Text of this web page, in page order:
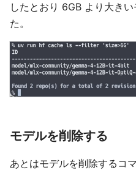
したとおり 6GB より大き
た。
モデルを削除する
あとはモデルを削除するコ